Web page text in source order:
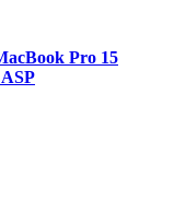
Pro 15